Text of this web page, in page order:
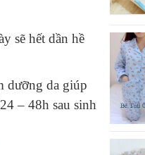
sẽ hết dần hề
dưỡng da giúp
– 48h sau sinh